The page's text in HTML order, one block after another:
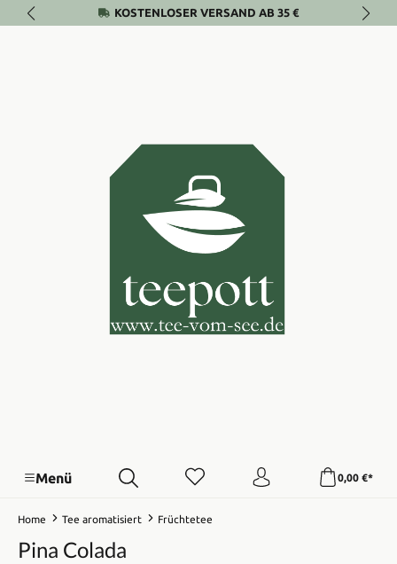
Zum Hauptinhalt springenKOSTENLOSER VERSAND AB 35 €
Menü 0,00 €*
Home Tee aromatisiert Früchtetee
Pina Colada